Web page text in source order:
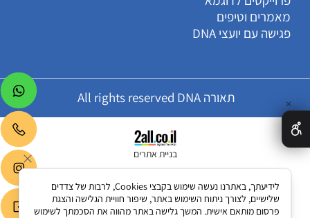
מאמרים וטיפים
פגישה עם יועצי DNA
תאורה All rights reserved DNA
בניית אתרים
✕
לידיעתך, באתרנו נעשה שימוש בקבצי Cookies, לרבות של צדדים
שלישיים, לצורך ניתוח השימוש באתר, שיפור חוויית הגלישה והצגת
פרסום מותאם אישית. המשך גלישה באתר מהווה את הסכמתך לשימוש